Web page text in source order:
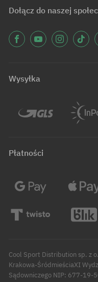
Dołącz do naszej
Wysyłka
Płatności
Cool Sport Distribution sp. z
Krakowa-ŚródmieściaXI
Sądowniczego NIP: 677-19-